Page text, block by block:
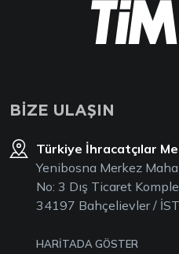
BİZE ULAŞIN
Türkiye İhracatçılar
Yenibosna Merkez
No: 3 Dış Ticaret
34197 Bahçelievler /
HARİTADA GÖSTER